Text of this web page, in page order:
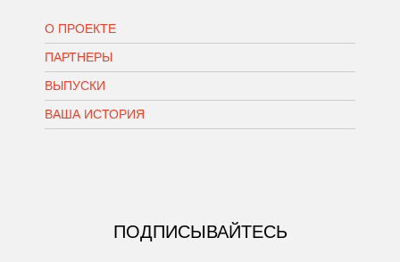
О ПРОЕКТЕ
ПАРТНЕРЫ
ВЫПУСКИ
ВАША ИСТОРИЯ
ПОДПИСЫВАЙТЕСЬ